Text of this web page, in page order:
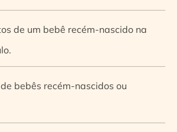
de um bebê recém-nascido na
bebês recém-nascidos ou